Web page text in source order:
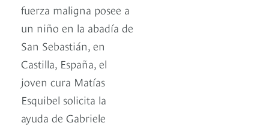
fuerza maligna posee a
un niño en la abadía de
San Sebastián, en
Castilla, España, el
joven cura Matías
Esquibel solicita la
ayuda de Gabriele